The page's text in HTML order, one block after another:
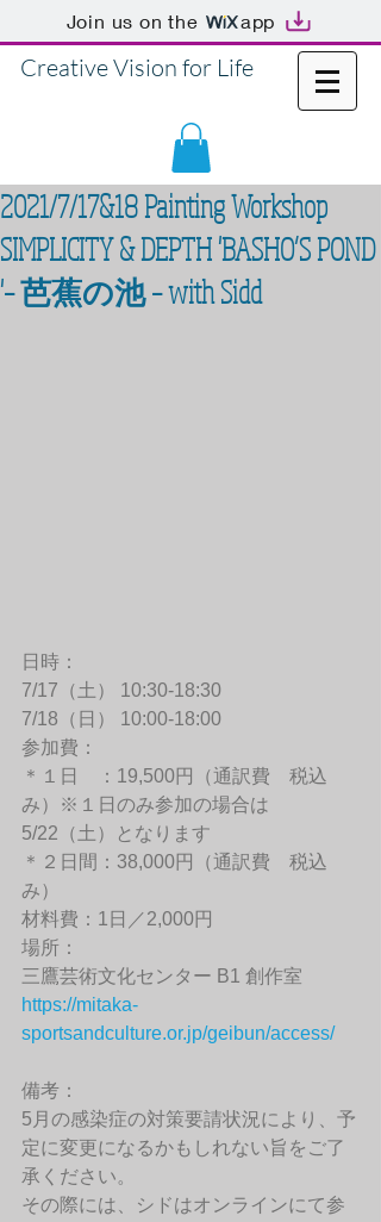
Join us on the app
Creative Vision for Life
2021/7/17&18 Painting Workshop
SIMPLICITY & DEPTH 'BASHO’S POND
'– 芭蕉の池 – with Sidd
日時：
7/17（土） 10:30-18:30
7/18（日） 10:00-18:00
参加費：
＊１日　：19,500円（通訳費　税込
み）※１日のみ参加の場合は
5/22（土）となります
＊２日間：38,000円（通訳費　税込
み）
材料費：1日／2,000円
場所：
三鷹芸術文化センター B1 創作室
https://mitaka-
sportsandculture.or.jp/geibun/access/
備考：
5月の感染症の対策要請状況により、予
定に変更になるかもしれない旨をご了
承ください。
その際には、シドはオンラインにて参